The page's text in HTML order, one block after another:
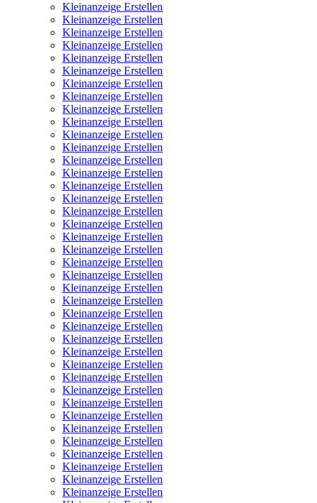
Kleinanzeige Erstellen
Kleinanzeige Erstellen
Kleinanzeige Erstellen
Kleinanzeige Erstellen
Kleinanzeige Erstellen
Kleinanzeige Erstellen
Kleinanzeige Erstellen
Kleinanzeige Erstellen
Kleinanzeige Erstellen
Kleinanzeige Erstellen
Kleinanzeige Erstellen
Kleinanzeige Erstellen
Kleinanzeige Erstellen
Kleinanzeige Erstellen
Kleinanzeige Erstellen
Kleinanzeige Erstellen
Kleinanzeige Erstellen
Kleinanzeige Erstellen
Kleinanzeige Erstellen
Kleinanzeige Erstellen
Kleinanzeige Erstellen
Kleinanzeige Erstellen
Kleinanzeige Erstellen
Kleinanzeige Erstellen
Kleinanzeige Erstellen
Kleinanzeige Erstellen
Kleinanzeige Erstellen
Kleinanzeige Erstellen
Kleinanzeige Erstellen
Kleinanzeige Erstellen
Kleinanzeige Erstellen
Kleinanzeige Erstellen
Kleinanzeige Erstellen
Kleinanzeige Erstellen
Kleinanzeige Erstellen
Kleinanzeige Erstellen
Kleinanzeige Erstellen
Kleinanzeige Erstellen
Kleinanzeige Erstellen